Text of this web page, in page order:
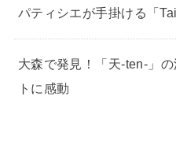
パティシエが手掛ける「
大森で発見！「天-ten-」
トに感動